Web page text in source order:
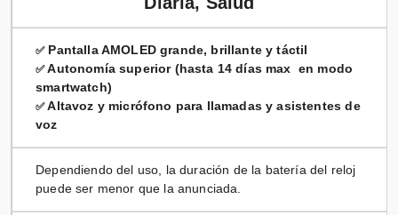
✅Pantalla AMOLED grande, brillante y táctil
✅Autonomía superior (hasta 14 días max en modo
smartwatch)
✅Altavoz y micrófono para llamadas y asistentes de
voz
Dependiendo del uso, la duración de la batería del reloj
puede ser menor que la anunciada.